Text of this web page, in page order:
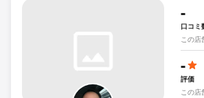
-
口コミ
この店
-
評価
この店